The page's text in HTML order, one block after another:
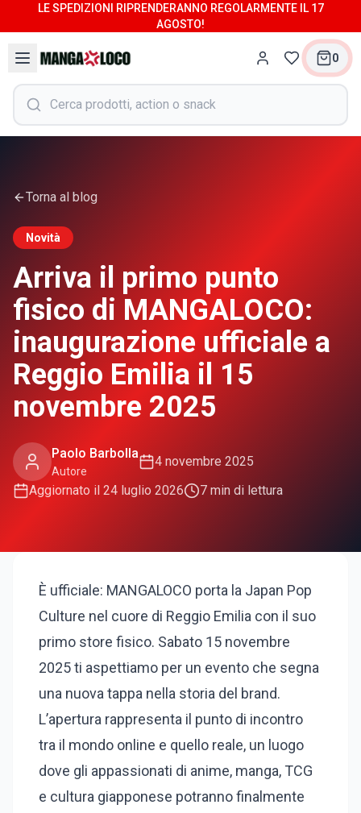
LE SPEDIZIONI RIPRENDERANNO REGOLARMENTE IL 17
AGOSTO!
0
Torna al blog
Novità
Arriva il primo punto
fisico di MANGALOCO:
inaugurazione ufficiale a
Reggio Emilia il 15
novembre 2025
Paolo Barbolla
Autore
4 novembre 2025
Aggiornato il 24 luglio 2026 7 min di lettura
È ufficiale: MANGALOCO porta la Japan Pop
Culture nel cuore di Reggio Emilia con il suo
primo store fisico. Sabato 15 novembre
2025 ti aspettiamo per un evento che segna
una nuova tappa nella storia del brand.
L’apertura rappresenta il punto di incontro
tra il mondo online e quello reale, un luogo
dove gli appassionati di anime, manga, TCG
e cultura giapponese potranno finalmente